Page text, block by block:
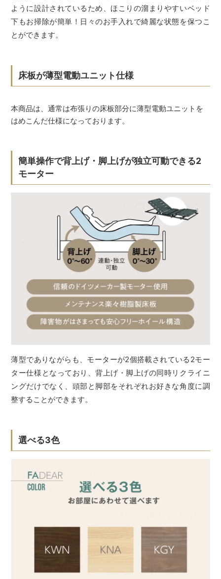
ように設計されているため、ほこりの溜まりやすいベッド
下もお掃除が簡単！日々のお手入れで綺麗な状態を保つこ
とができます。
床板が薄型電動ユニット仕様
本商品は、通常は布張りの床板部分に薄型電動ユニットを
はめこんだ仕様になっております。
簡単操作で背上げ・脚上げが独立可動できる2
モーター
薄型でありながらも、モーターが2個搭載されている2モー
ター仕様となっており、背上げ・脚上げの同時リクライニ
ングだけでなく、頭部と脚部をそれぞれお好きな角度に調
整することができます。
選べる3色